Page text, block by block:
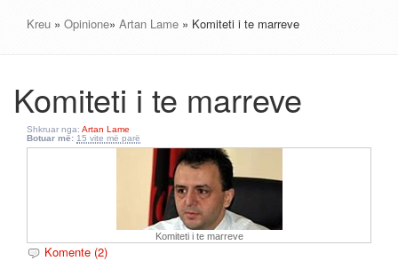
Kreu » Opinione» Artan Lame » Komiteti i te marreve
Komiteti i te marreve
Shkruar nga: Artan Lame
Botuar më: 15 vite më parë
Komiteti i te marreve
Komente (2)